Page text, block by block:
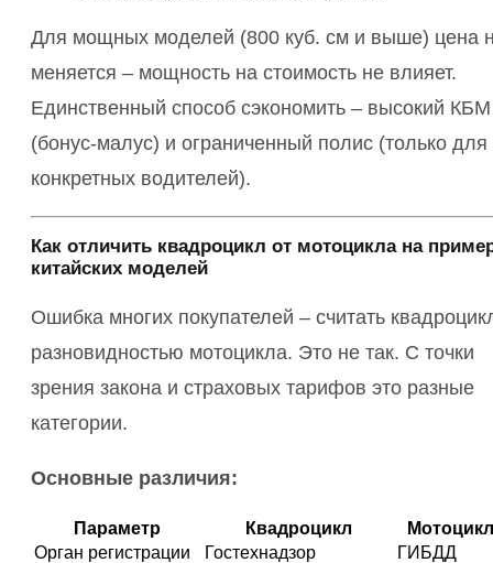
Для мощных моделей (800 куб. см и выше) цена
меняется – мощность на стоимость не влияет.
Единственный способ сэкономить – высокий КБМ
(бонус-малус) и ограниченный полис (только для
конкретных водителей).
Как отличить квадроцикл от мотоцикла на
китайских моделей
Ошибка многих покупателей – считать
разновидностью мотоцикла. Это не так. С точки
зрения закона и страховых тарифов это разные
категории.
Основные различия:
Параметр Квадроцикл
Мотоцикл
Орган регистрации
Гостехнадзор
ГИБДД